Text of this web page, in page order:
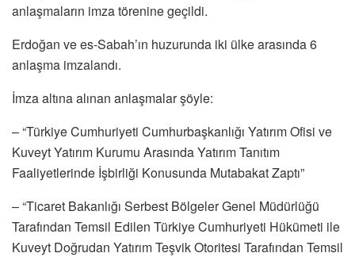
anlaşmaların imza törenine geçildi.
Erdoğan ve es-Sabah’ın huzurunda iki ülke arasında 6
anlaşma imzalandı.
İmza altına alınan anlaşmalar şöyle:
– “Türkiye Cumhuriyeti Cumhurbaşkanlığı Yatırım Ofisi ve
Kuveyt Yatırım Kurumu Arasında Yatırım Tanıtım
Faaliyetlerinde İşbirliği Konusunda Mutabakat Zaptı”
– “Ticaret Bakanlığı Serbest Bölgeler Genel Müdürlüğü
Tarafından Temsil Edilen Türkiye Cumhuriyeti Hükümeti ile
Kuveyt Doğrudan Yatırım Teşvik Otoritesi Tarafından Temsil